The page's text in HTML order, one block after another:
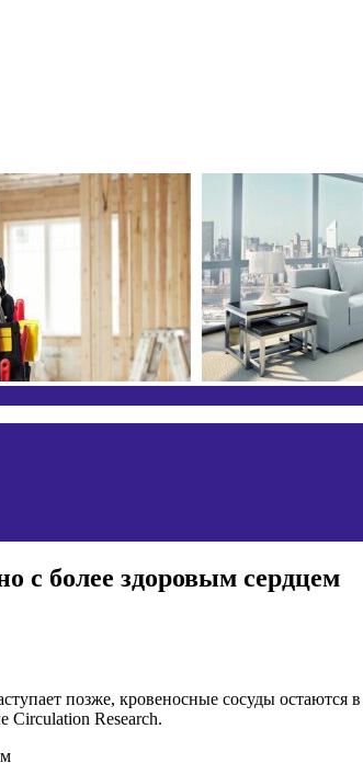
с более здоровым сердцем
позже, кровеносные сосуды
Circulation Research.